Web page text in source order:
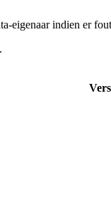
eigenaar indien er